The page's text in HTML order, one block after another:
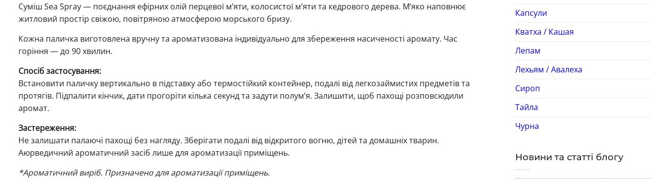
Капсули
Кватха / Кашая
Лепам
Лехьям / Авалеха
Сироп
Тайла
Чурна
Новини та статті блогу
Суміш Sea Spray — поєднання ефірних олій перцевої м’яти, колосистої м’яти та кедрового дерева. М’яко наповнює
житловий простір свіжою, повітряною атмосферою морського бризу.
Кожна паличка виготовлена вручну та ароматизована індивідуально для збереження насиченості аромату. Час
горіння — до 90 хвилин.
Спосіб застосування:
Встановити паличку вертикально в підставку або термостійкий контейнер, подалі від легкозаймистих предметів та
протягів. Підпалити кінчик, дати прогоріти кілька секунд та задути полум’я. Залишити, щоб пахощі розповсюдили
аромат.
Застереження:
Не залишати палаючі пахощі без нагляду. Зберігати подалі від відкритого вогню, дітей та домашніх тварин.
Аюрведичний ароматичний засіб лише для ароматизації приміщень.
*Ароматичний виріб. Призначено для ароматизації приміщень.